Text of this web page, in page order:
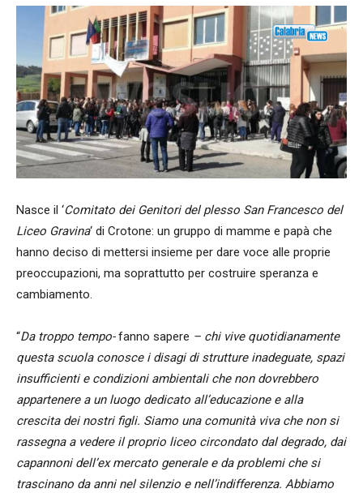
Nasce il ‘Comitato dei Genitori del plesso San Francesco del
Liceo Gravina‘ di Crotone: un gruppo di mamme e papà che
hanno deciso di mettersi insieme per dare voce alle proprie
preoccupazioni, ma soprattutto per costruire speranza e
cambiamento.
“Da troppo tempo-fanno sapere – chi vive quotidianamente
questa scuola conosce i disagi di strutture inadeguate, spazi
insufficienti e condizioni ambientali che non dovrebbero
appartenere a un luogo dedicato all’educazione e alla
crescita dei nostri figli. Siamo una comunità viva che non si
rassegna a vedere il proprio liceo circondato dal degrado, dai
capannoni dell’ex mercato generale e da problemi che si
trascinano da anni nel silenzio e nell’indifferenza. Abbiamo